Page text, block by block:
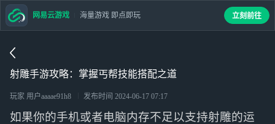
射雕手游攻略：掌握丐帮技能搭配之道
玩家 用户aaaae91h8 发布时间 2024-06-17 07:17
如果你的手机或者电脑内存不足以支持射雕的运
网易云游戏 海量游戏 即点即玩 立刻前往